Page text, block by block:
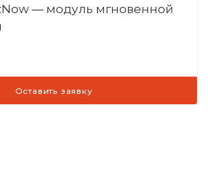
― модуль мгновенной
Оставить заявку